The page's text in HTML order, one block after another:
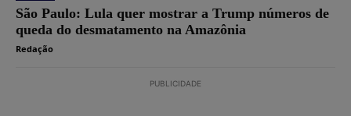
São Paulo: Lula quer mostrar a Trump números de
queda do desmatamento na Amazônia
Redação
PUBLICIDADE